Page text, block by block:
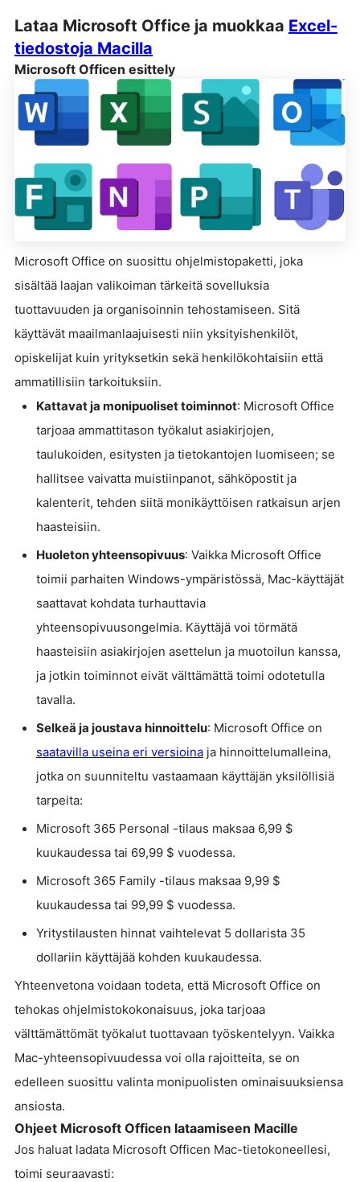
Lataa Microsoft Office ja muokkaa Excel-
tiedostoja Macilla
Microsoft Officen esittely
Microsoft Office on suosittu ohjelmistopaketti, joka
sisältää laajan valikoiman tärkeitä sovelluksia
tuottavuuden ja organisoinnin tehostamiseen. Sitä
käyttävät maailmanlaajuisesti niin yksityishenkilöt,
opiskelijat kuin yrityksetkin sekä henkilökohtaisiin että
ammatillisiin tarkoituksiin.
Kattavat ja monipuoliset toiminnot: Microsoft Office
tarjoaa ammattitason työkalut asiakirjojen,
taulukoiden, esitysten ja tietokantojen luomiseen; se
hallitsee vaivatta muistiinpanot, sähköpostit ja
kalenterit, tehden siitä monikäyttöisen ratkaisun arjen
haasteisiin.
Huoleton yhteensopivuus: Vaikka Microsoft Office
toimii parhaiten Windows-ympäristössä, Mac-käyttäjät
saattavat kohdata turhauttavia
yhteensopivuusongelmia. Käyttäjä voi törmätä
haasteisiin asiakirjojen asettelun ja muotoilun kanssa,
ja jotkin toiminnot eivät välttämättä toimi odotetulla
tavalla.
Selkeä ja joustava hinnoittelu: Microsoft Office on
saatavilla useina eri versioina ja hinnoittelumalleina,
jotka on suunniteltu vastaamaan käyttäjän yksilöllisiä
tarpeita:
Microsoft 365 Personal -tilaus maksaa 6,99 $
kuukaudessa tai 69,99 $ vuodessa.
Microsoft 365 Family -tilaus maksaa 9,99 $
kuukaudessa tai 99,99 $ vuodessa.
Yritystilausten hinnat vaihtelevat 5 dollarista 35
dollariin käyttäjää kohden kuukaudessa.
Yhteenvetona voidaan todeta, että Microsoft Office on
tehokas ohjelmistokokonaisuus, joka tarjoaa
välttämättömät työkalut tuottavaan työskentelyyn. Vaikka
Mac-yhteensopivuudessa voi olla rajoitteita, se on
edelleen suosittu valinta monipuolisten ominaisuuksiensa
ansiosta.
Ohjeet Microsoft Officen lataamiseen Macille
Jos haluat ladata Microsoft Officen Mac-tietokoneellesi,
toimi seuraavasti: